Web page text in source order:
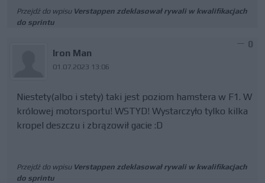
Przejdź do wpisu Verstappen zdeklasował rywali w kwalifikacjach
do sprintu
Iron Man
01.07.2023 13:06
0
Niestety(albo i stety) taki jest poziom hamstera w F1. W
królowej motorsportu! WSTYD! Wystarczyło tylko kilka
kropel deszczu i zbrązowił gacie :D
Przejdź do wpisu Verstappen zdeklasował rywali w kwalifikacjach
do sprintu